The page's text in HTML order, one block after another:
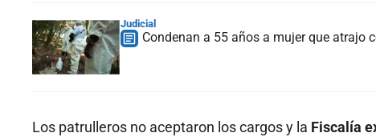
Judicial
Condenan a 55 años a mujer que
Los patrulleros no aceptaron los cargos y la Fiscalía